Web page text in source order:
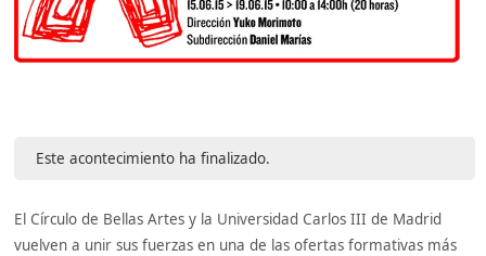
Este acontecimiento ha finalizado.
El Círculo de Bellas Artes y la Universidad Carlos III de Madrid
vuelven a unir sus fuerzas en una de las ofertas formativas más